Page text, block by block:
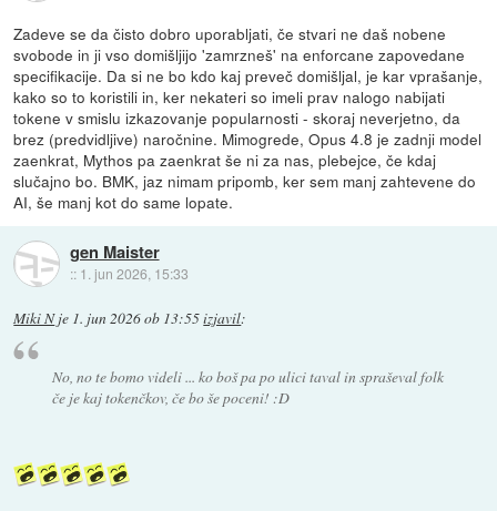
Zadeve se da čisto dobro uporabljati, če stvari ne daš nobene
svobode in ji vso domišljijo 'zamrzneš' na enforcane zapovedane
specifikacije. Da si ne bo kdo kaj preveč domišljal, je kar vprašanje,
kako so to koristili in, ker nekateri so imeli prav nalogo nabijati
tokene v smislu izkazovanje popularnosti - skoraj neverjetno, da
brez (predvidljive) naročnine. Mimogrede, Opus 4.8 je zadnji model
zaenkrat, Mythos pa zaenkrat še ni za nas, plebejce, če kdaj
slučajno bo. BMK, jaz nimam pripomb, ker sem manj zahtevene do
AI, še manj kot do same lopate.
gen Maister
:: 1. jun 2026, 15:33
Miki Nje 1. jun 2026 ob 13:55izjavil:
No, no te bomo videli ... ko boš pa po ulici taval in spraševal folk
če je kaj tokenčkov, če bo še poceni! :D